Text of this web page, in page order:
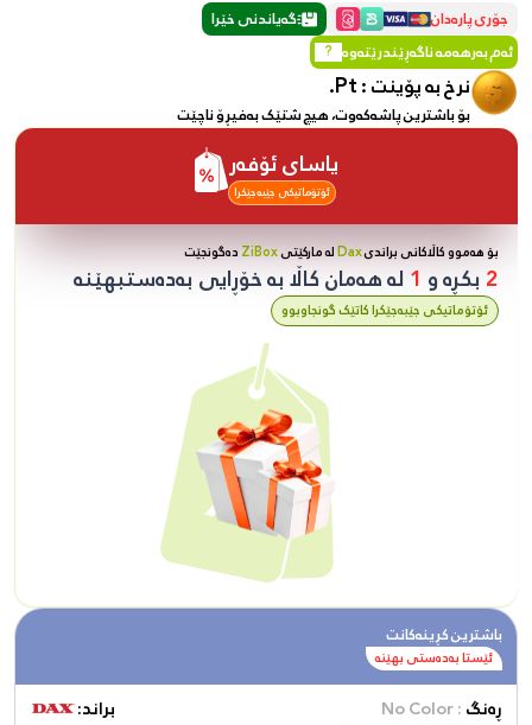
جۆری پارەدان
گەیاندنی خێرا
ئەم بەرهەمە ناگەڕێندرێتەوە ?
نرخ بە پۆینت :Pt.
بۆ باشترین پاشەکەوت، هیچ شتێک بەفیڕۆ ناچێت
یاسای ئۆفەر
ئۆتۆماتیکی جێبەجێکرا
بۆ هەموو کاڵاکانی براندیDaxلە مارکێتیZiBox دەگونجێت
2 بکڕە و 1لە هەمان کاڵا بە خۆڕایی بەدەستبهێنە
ئۆتۆماتیکی جێبەجێکرا کاتێک گونجاوبوو
باشترین کڕینەکانت
ئێستا بەدەستی بهێنە
ڕەنگ: No Color براند: